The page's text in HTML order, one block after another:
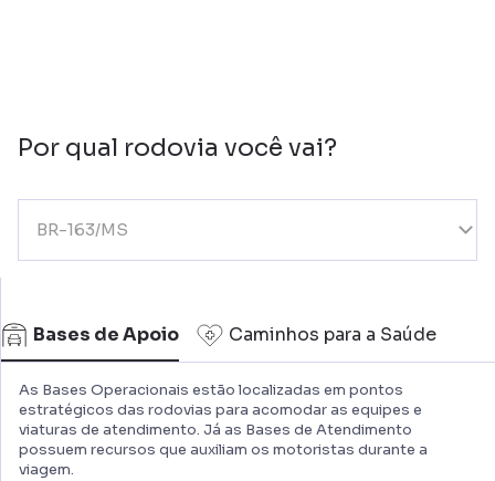
Por qual rodovia você vai?
BR-163/MS
Bases de Apoio Caminhos para a Saúde
As Bases Operacionais estão localizadas em pontos
estratégicos das rodovias para acomodar as equipes e
viaturas de atendimento. Já as Bases de Atendimento
possuem recursos que auxiliam os motoristas durante a
viagem.